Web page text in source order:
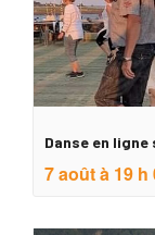
Danse en ligne
7 août à 19 h